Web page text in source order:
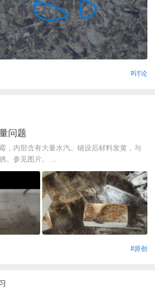
#讨论
问题
，内部含有大量水汽。铺设后材料发黄，与
。参见图片。 ...
#原创